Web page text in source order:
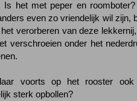
Is het met peper en
even zo vriendelijk wil zijn,
verorberen van deze
verschroeien onder het
voorts op het rooster ook
sterk opbollen?